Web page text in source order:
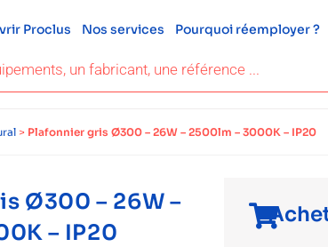
Proclus Nos services Pourquoi réemployer ?
> Plafonnier gris Ø300 – 26W – 2500lm – 3000K – IP20
Ø300 – 26W –
– IP20